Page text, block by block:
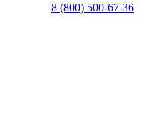
8 (800) 500-67-36